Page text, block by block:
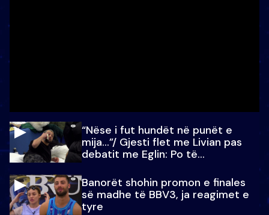
“Nëse i fut hundët në punët e
mija…”/ Gjesti flet me Livian pas
debatit me Eglin: Po të
Banorët shohin promon e finales
së madhe të BBV3, ja reagimet e
tyre